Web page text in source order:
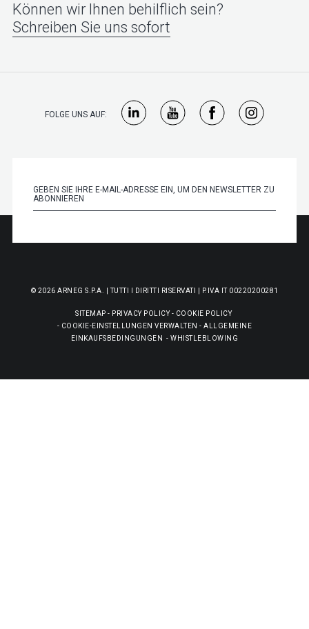
Können wir Ihnen behilflich sein?
Schreiben Sie uns sofort
FOLGE UNS AUF:
© 2026 ARNEG S.P.A. | TUTTI I DIRITTI RISERVATI | P.IVA IT 00220200281
SITEMAP - PRIVACY POLICY - COOKIE POLICY
- COOKIE-EINSTELLUNGEN VERWALTEN -ALLGEMEINE
EINKAUFSBEDINGUNGEN
-WHISTLEBLOWING